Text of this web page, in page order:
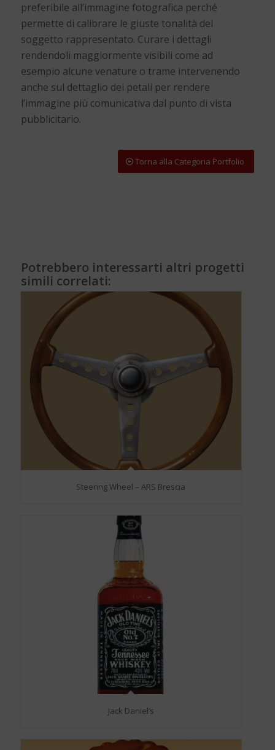
preferibile all’immagine fotografica perché
permette di calibrare le giuste tonalità del
soggetto rappresentato. Curare i dettagli
rendendoli maggiormente visibili come ad
esempio alcune venature o trame intervenendo
anche sul dettaglio dei petali per rendere
l’immagine più comunicativa dal punto di vista
pubblicitario.
Torna alla Categoria Portfolio
Potrebbero interessarti altri progetti
simili correlati:
Steering Wheel – ARS Brescia
Jack Daniel’s